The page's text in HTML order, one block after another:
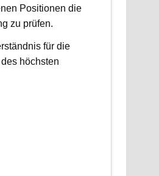
Positionen die
zu prüfen.
für die
höchsten